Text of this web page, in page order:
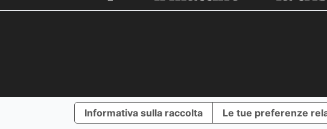
Informativa sulla raccolta Le tue preferenze